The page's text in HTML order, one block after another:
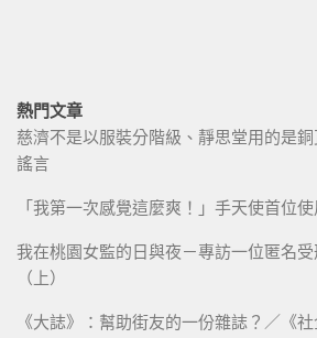
熱門文章
慈濟不是以服裝分階級、靜思堂用的是
謠言
「我第一次感覺這麼爽！」手天使首位
我在桃園女監的日與夜－專訪一位匿名
（上）
《大誌》：幫助街友的一份雜誌？／《